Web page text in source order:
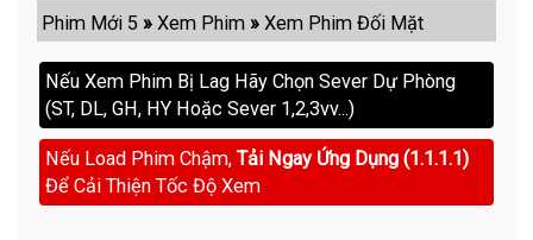
Phim Mới 5 »Xem Phim »Xem Phim Đối Mặt
Nếu Xem Phim Bị Lag Hãy Chọn Sever Dự Phòng
(ST, DL, GH, HY Hoặc Sever 1,2,3vv...)
Nếu Load Phim Chậm, Tải Ngay Ứng Dụng (1.1.1.1)
Để Cải Thiện Tốc Độ Xem